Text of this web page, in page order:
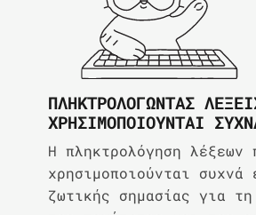
ΠΛΗΚΤΡΟΛΟΓΏΝΤΑΣ
ΧΡΗΣΙΜΟΠΟΙΟΎΝΤΑΙ
Η πληκτρολόγηση λέξεων
χρησιμοποιούνται συχνά
ζωτικής σημασίας για